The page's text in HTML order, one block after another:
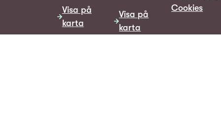
Visa på
karta
Visa på
karta
Cookies